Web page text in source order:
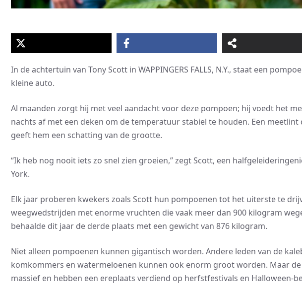
In de achtertuin van Tony Scott in WAPPINGERS FALLS, N.Y., staat een
kleine auto.
Al maanden zorgt hij met veel aandacht voor deze pompoen; hij voedt het
nachts af met een deken om de temperatuur stabiel te houden. Een
geeft hem een schatting van de grootte.
“Ik heb nog nooit iets zo snel zien groeien,” zegt Scott, een
York.
Elk jaar proberen kwekers zoals Scott hun pompoenen tot het uiterste te
weegwedstrijden met enorme vruchten die vaak meer dan 900 kilogram
behaalde dit jaar de derde plaats met een gewicht van 876 kilogram.
Niet alleen pompoenen kunnen gigantisch worden. Andere leden van de
komkommers en watermeloenen kunnen ook enorm groot worden. Maar
massief en hebben een ereplaats verdiend op herfstfestivals en Halloween-